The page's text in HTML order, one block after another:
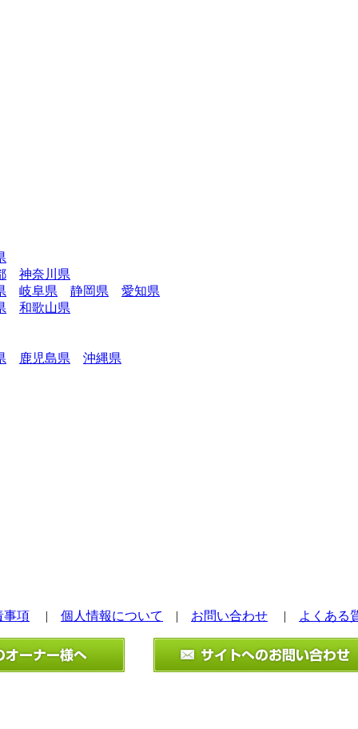
神奈川県
岐阜県 静岡県
愛知県
和歌山県
鹿児島県 沖縄県
事項 | 個人情報について | お問い合わせ | よくある